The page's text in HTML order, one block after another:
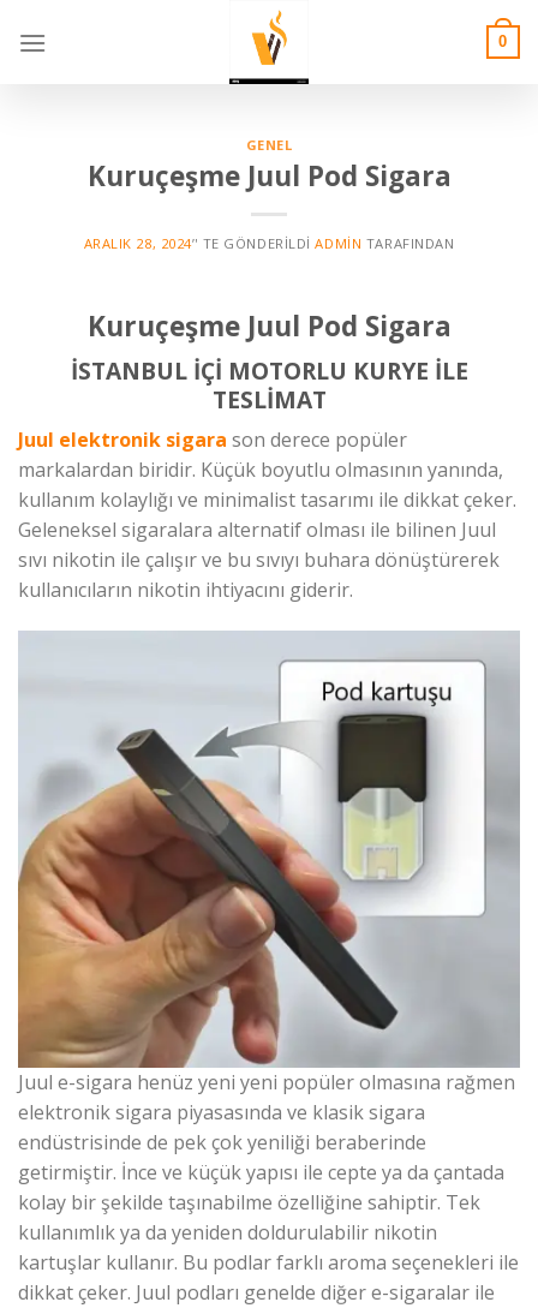
0
GENEL
Kuruçeşme Juul Pod Sigara
ARALIK 28, 2024’' TE GÖNDERILDI ADMIN TARAFINDAN
Kuruçeşme Juul Pod Sigara
İSTANBUL İÇİ MOTORLU KURYE İLE
TESLİMAT
Juul elektronik sigara son derece popüler
markalardan biridir. Küçük boyutlu olmasının yanında,
kullanım kolaylığı ve minimalist tasarımı ile dikkat çeker.
Geleneksel sigaralara alternatif olması ile bilinen Juul
sıvı nikotin ile çalışır ve bu sıvıyı buhara dönüştürerek
kullanıcıların nikotin ihtiyacını giderir.
Juul e-sigara henüz yeni yeni popüler olmasına rağmen
elektronik sigara piyasasında ve klasik sigara
endüstrisinde de pek çok yeniliği beraberinde
getirmiştir. İnce ve küçük yapısı ile cepte ya da çantada
kolay bir şekilde taşınabilme özelliğine sahiptir. Tek
kullanımlık ya da yeniden doldurulabilir nikotin
kartuşlar kullanır. Bu podlar farklı aroma seçenekleri ile
dikkat çeker. Juul podları genelde diğer e-sigaralar ile